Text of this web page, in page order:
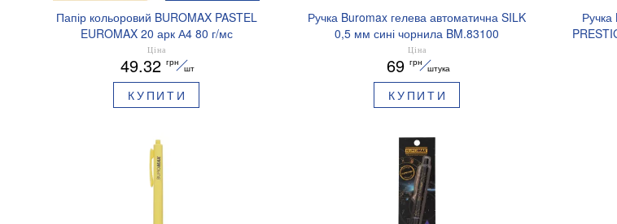
Папір кольоровий BUROMAX PASTEL
EUROMAX 20 арк А4 80 г/мс
BM.2721220E-08
Ціна
49.32 грн
шт
КУПИТИ
Ручка Buromax гелева автоматична SILK
0,5 мм сині чорнила BM.83100
Ціна
69 грн
штука
КУПИТИ
Ручка